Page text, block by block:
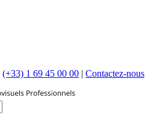
(+33) 1 69 45 00 00 | Contactez-nous